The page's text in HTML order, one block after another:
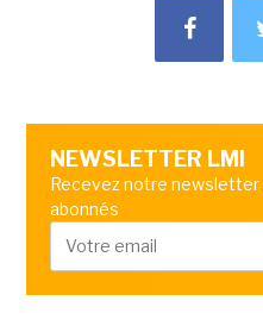
NEWSLETTER LMI
Recevez notre
abonnés